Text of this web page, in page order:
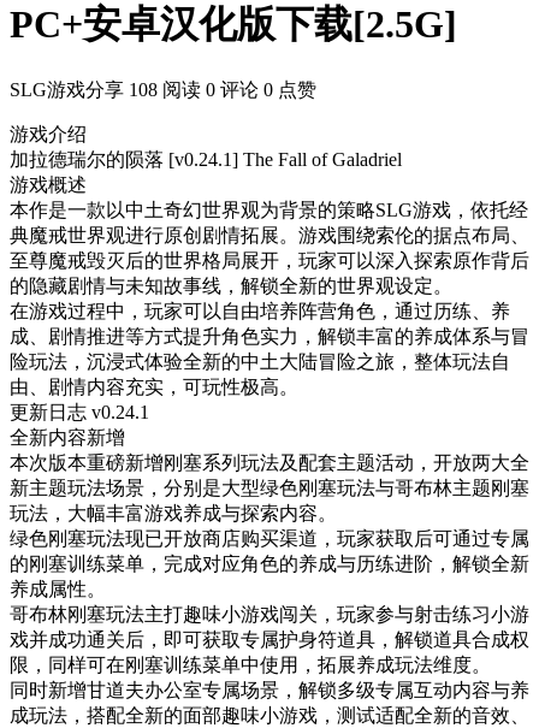
PC+安卓汉化版下载[2.5G]
SLG游戏分享 108 阅读 0 评论 0 点赞
游戏介绍
加拉德瑞尔的陨落 [v0.24.1] The Fall of Galadriel
游戏概述
本作是一款以中土奇幻世界观为背景的策略SLG游戏，依托经
典魔戒世界观进行原创剧情拓展。游戏围绕索伦的据点布局、
至尊魔戒毁灭后的世界格局展开，玩家可以深入探索原作背后
的隐藏剧情与未知故事线，解锁全新的世界观设定。
在游戏过程中，玩家可以自由培养阵营角色，通过历练、养
成、剧情推进等方式提升角色实力，解锁丰富的养成体系与冒
险玩法，沉浸式体验全新的中土大陆冒险之旅，整体玩法自
由、剧情内容充实，可玩性极高。
更新日志 v0.24.1
全新内容新增
本次版本重磅新增刚塞系列玩法及配套主题活动，开放两大全
新主题玩法场景，分别是大型绿色刚塞玩法与哥布林主题刚塞
玩法，大幅丰富游戏养成与探索内容。
绿色刚塞玩法现已开放商店购买渠道，玩家获取后可通过专属
的刚塞训练菜单，完成对应角色的养成与历练进阶，解锁全新
养成属性。
哥布林刚塞玩法主打趣味小游戏闯关，玩家参与射击练习小游
戏并成功通关后，即可获取专属护身符道具，解锁道具合成权
限，同样可在刚塞训练菜单中使用，拓展养成玩法维度。
同时新增甘道夫办公室专属场景，解锁多级专属互动内容与养
成玩法，搭配全新的面部趣味小游戏，测试适配全新的音效、